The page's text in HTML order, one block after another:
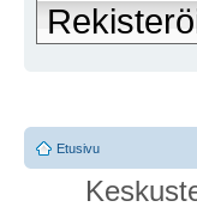
Etusivu